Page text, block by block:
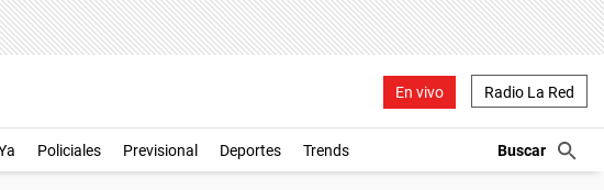
En vivo Radio La Red
Policiales Previsional Deportes Trends